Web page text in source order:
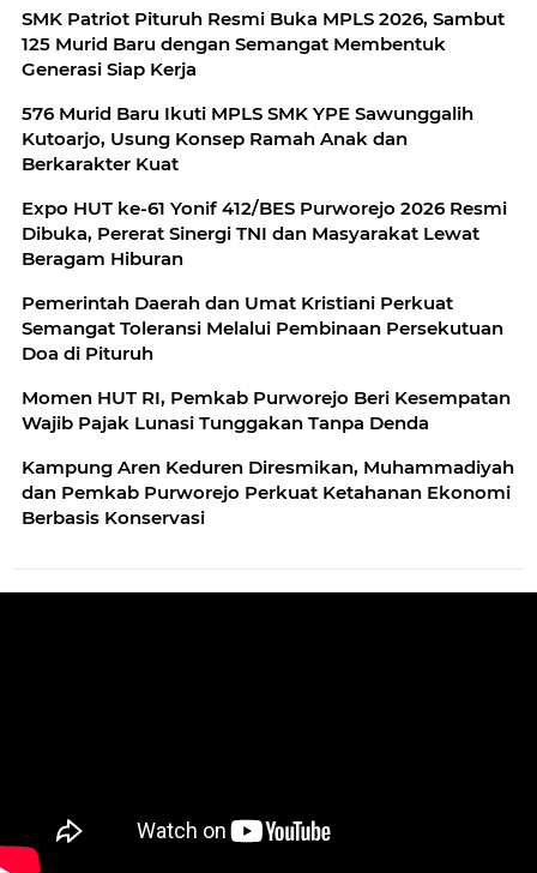
SMK Patriot Pituruh Resmi Buka MPLS 2026, Sambut
125 Murid Baru dengan Semangat Membentuk
Generasi Siap Kerja
576 Murid Baru Ikuti MPLS SMK YPE Sawunggalih
Kutoarjo, Usung Konsep Ramah Anak dan
Berkarakter Kuat
Expo HUT ke-61 Yonif 412/BES Purworejo 2026 Resmi
Dibuka, Pererat Sinergi TNI dan Masyarakat Lewat
Beragam Hiburan
Pemerintah Daerah dan Umat Kristiani Perkuat
Semangat Toleransi Melalui Pembinaan Persekutuan
Doa di Pituruh
Momen HUT RI, Pemkab Purworejo Beri Kesempatan
Wajib Pajak Lunasi Tunggakan Tanpa Denda
Kampung Aren Keduren Diresmikan, Muhammadiyah
dan Pemkab Purworejo Perkuat Ketahanan Ekonomi
Berbasis Konservasi